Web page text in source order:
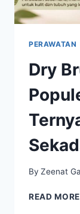
PERAWATAN
Dry
By Zeenat
READ MORE